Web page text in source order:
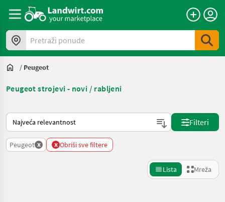
Pretraži ponude
/ Peugeot
Peugeot strojevi - novi / rabljeni
Način na koji sortira Landwirt.com
Filteri
Peugeot x x Obriši sve filtere
Lista Mreža